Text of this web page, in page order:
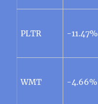
PLTR -11.47%
WMT -4.66%